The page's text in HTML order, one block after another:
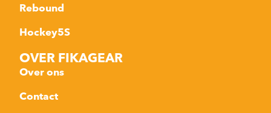
Rebound
Hockey5S
OVER FIKAGEAR
Over ons
Contact